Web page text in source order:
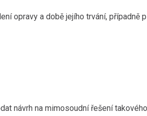
opravy a době jejího trvání, případně
návrh na mimosoudní řešení